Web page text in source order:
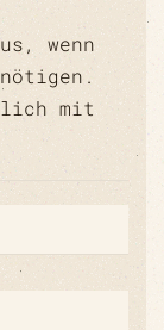
wenn
mit